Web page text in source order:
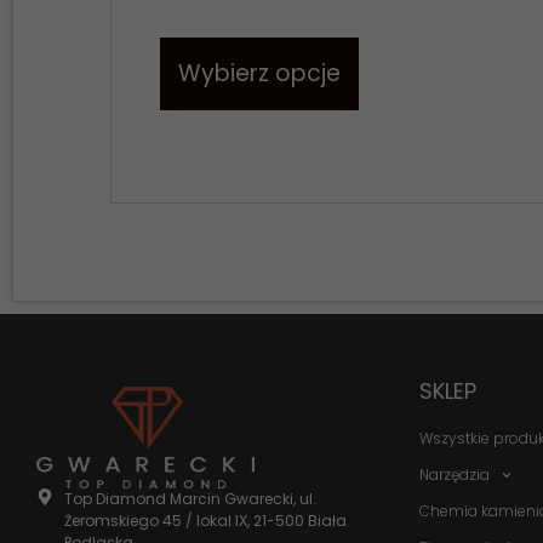
Wybierz opcje
Top Diamond Marcin Gwarecki, ul.
Żeromskiego 45 / lokal IX, 21-500 Biała
SKLEP
Wszystkie
Narzędzia
Chemia